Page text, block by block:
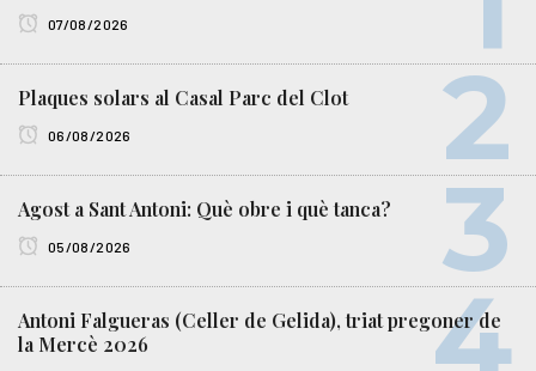
07/08/2026
Plaques solars al Casal Parc del Clot
06/08/2026
Agost a Sant Antoni: Què obre i què tanca?
05/08/2026
Antoni Falgueras (Celler de Gelida), triat pregoner de
la Mercè 2026